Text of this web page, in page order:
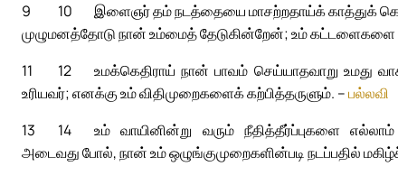
9
இளைஞர் தம் நடத்தையை மாசற்றதாய்க் காத்துக்
10
முழுமனத்தோடு நான் உம்மைத் தேடுகின்றேன்; உம் கட்டளைகளை
11
உமக்கெதிராய் நான் பாவம் செய்யாதவாறு உமது
12
உரியவர்; எனக்கு உம் விதிமுறைகளைக் கற்பித்தருளும். –பல்லவி
13
உம் வாயினின்று வரும் நீதித்தீர்ப்புகளை
14
அடைவது போல், நான் உம் ஒழுங்குமுறைகளின்படி நடப்பதில்